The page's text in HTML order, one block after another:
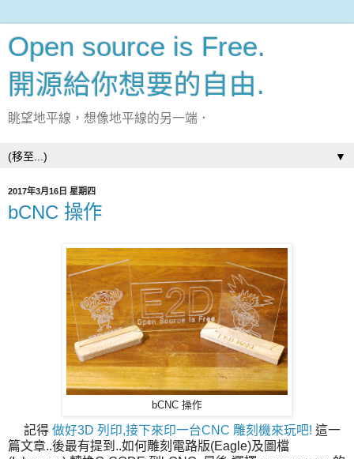
Open source is Free.
開源給你想要的自由.
眺望地平線，想像地平線的另一端．
▼
2017年3月16日 星期四
bCNC 操作
bCNC 操作
記得 做好3D 列印,接下來印一台CNC 雕刻機來玩吧! 這一
篇文章..後最有提到..如何雕刻電路版(Eagle)及圖檔